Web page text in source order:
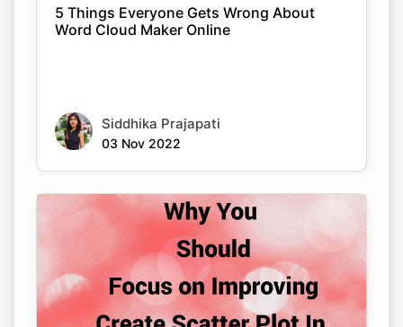
5 Things Everyone Gets Wrong About
Word Cloud Maker Online
Siddhika Prajapati
03 Nov 2022